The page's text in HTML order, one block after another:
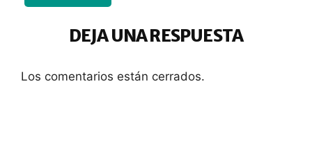
DEJA UNA RESPUESTA
Los comentarios están cerrados.